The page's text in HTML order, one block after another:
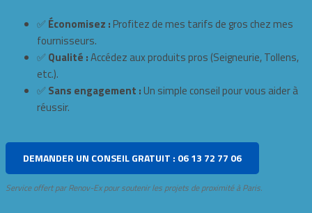
✅ Économisez : Profitez de mes tarifs de gros chez mes
fournisseurs.
✅ Qualité :Accédez aux produits pros (Seigneurie, Tollens,
etc.).
✅ Sans engagement : Un simple conseil pour vous aider à
réussir.
DEMANDER UN CONSEIL GRATUIT : 06 13 72 77 06
Service offert par Renov-Ex pour soutenir les projets de proximité à Paris.